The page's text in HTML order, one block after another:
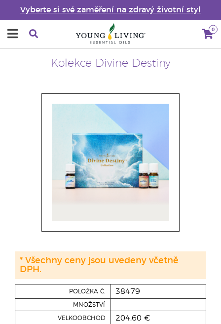
Vyberte si své zaměření na zdravý životní styl
0
Kolekce Divine Destiny
POLOŽKA Č. 38479
MNOŽSTVÍ
VELKOOBCHOD 204,60 €
* Všechny ceny jsou uvedeny včetně
DPH.